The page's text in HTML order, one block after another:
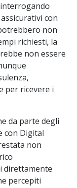
con
non
richiesti, la
non essere
per ricevere i
da parte degli
con Digital
non
direttamente
percepiti